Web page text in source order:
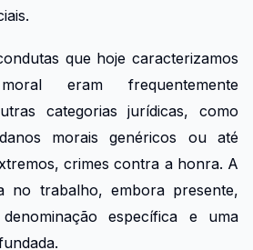
que hoje caracterizamos
eram frequentemente
categorias jurídicas, como
morais genéricos ou até
crimes contra a honra. A
no trabalho, embora presente,
específica e uma